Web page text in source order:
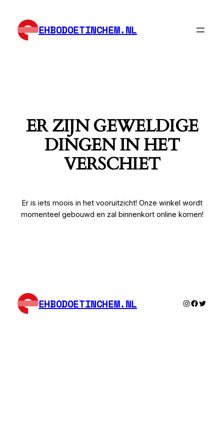
EHBODOETINCHEM.NL
ER ZIJN GEWELDIGE
DINGEN IN HET
VERSCHIET
Er is iets moois in het vooruitzicht! Onze winkel wordt
momenteel gebouwd en zal binnenkort online komen!
EHBODOETINCHEM.NL Instagram
Facebook
Twitter